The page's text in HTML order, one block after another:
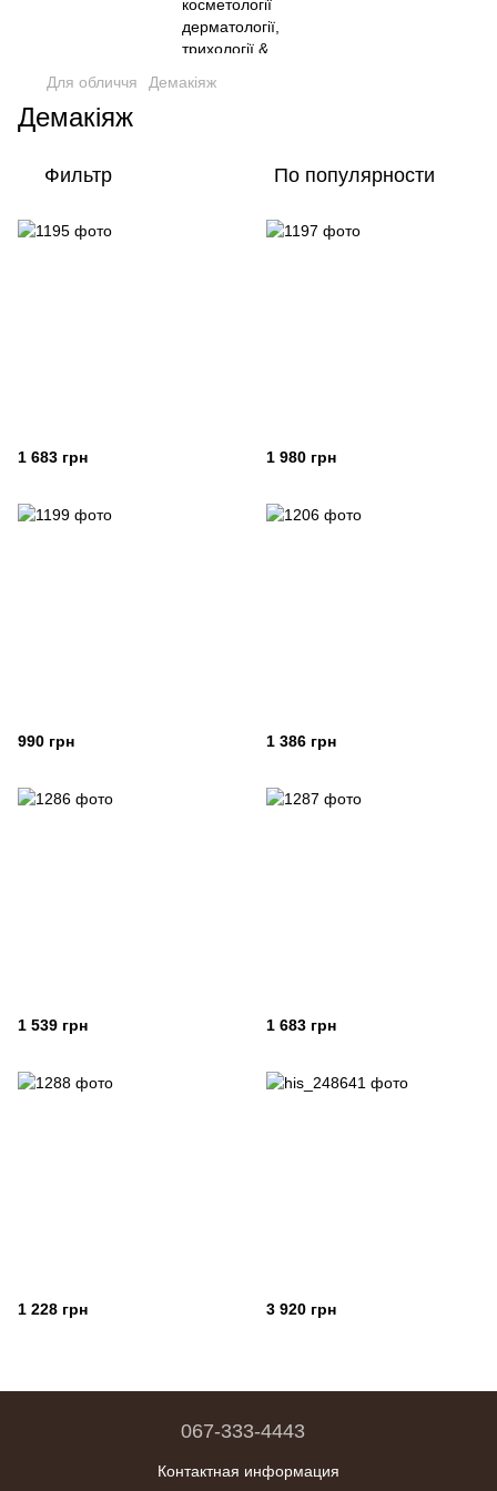
Для обличчя Демакіяж
Демакіяж
Фильтр По популярности
1 683 грн 1 980 грн
990 грн 1 386 грн
1 539 грн 1 683 грн
1 228 грн 3 920 грн
067-333-4443
Контактная информация